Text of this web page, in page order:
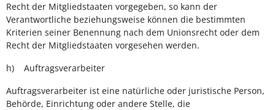
Recht der Mitgliedstaaten vorgegeben, so kann der
Verantwortliche beziehungsweise können die bestimmten
Kriterien seiner Benennung nach dem Unionsrecht oder dem
Recht der Mitgliedstaaten vorgesehen werden.
h) Auftragsverarbeiter
Auftragsverarbeiter ist eine natürliche oder juristische Person,
Behörde, Einrichtung oder andere Stelle, die